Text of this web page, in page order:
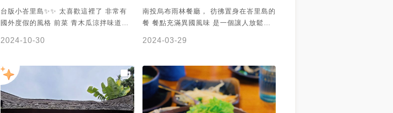
台版小峇里島✨✨ 太喜歡這裡了 非常有
國外度假的風格 前菜 青木瓜涼拌味道偏
2024-10-30
南投烏布雨林餐廳， 彷彿置身在峇里島的
餐 餐點充滿異國風味 是一個讓人放鬆愉
2024-03-29